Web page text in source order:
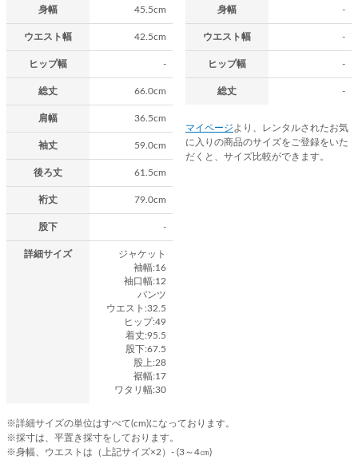
身幅 45.5cm
ウエスト幅 42.5cm
ヒップ幅 -
総丈 66.0cm
肩幅 36.5cm
袖丈 59.0cm
後ろ丈 61.5cm
裄丈 79.0cm
股下 -
詳細サイズ
ジャケット
袖幅:16
袖口幅:12
パンツ
ウエスト:32.5
ヒップ:49
着丈:95.5
股下:67.5
股上:28
裾幅:17
ワタリ幅:30
身幅 -
ウエスト幅 -
ヒップ幅 -
総丈 -
マイページ より、レンタルされたお気
に入りの商品のサイズをご登録をいた
だくと、サイズ比較ができます。
※詳細サイズの単位はすべて(cm)になっております。
※採寸は、平置き採寸をしております。
※身幅、ウエストは（上記サイズ×2）- (3～4㎝)